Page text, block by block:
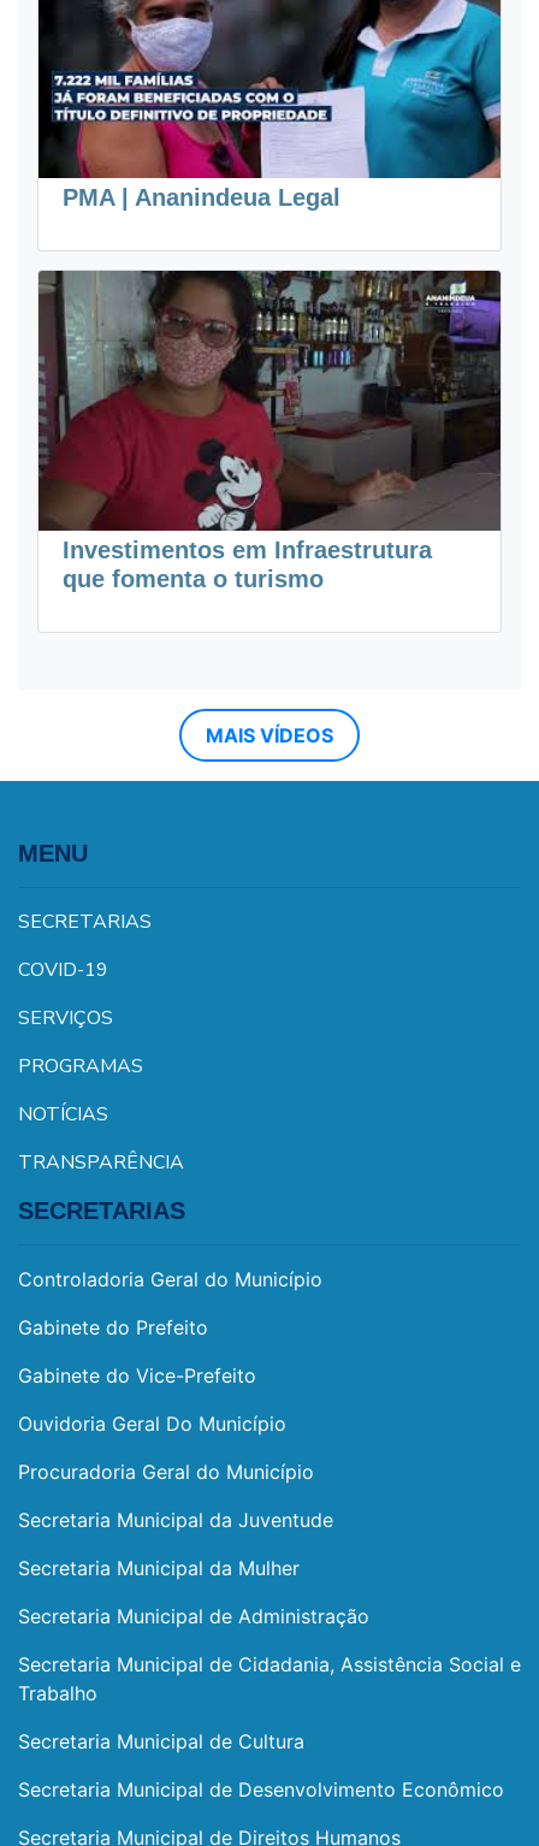
PMA | Ananindeua Legal
Investimentos em Infraestrutura
que fomenta o turismo
MAIS VÍDEOS
MENU
SECRETARIAS
COVID-19
SERVIÇOS
PROGRAMAS
NOTÍCIAS
TRANSPARÊNCIA
SECRETARIAS
Controladoria Geral do Município
Gabinete do Prefeito
Gabinete do Vice-Prefeito
Ouvidoria Geral Do Município
Procuradoria Geral do Município
Secretaria Municipal da Juventude
Secretaria Municipal da Mulher
Secretaria Municipal de Administração
Secretaria Municipal de Cidadania, Assistência Social e
Trabalho
Secretaria Municipal de Cultura
Secretaria Municipal de Desenvolvimento Econômico
Secretaria Municipal de Direitos Humanos